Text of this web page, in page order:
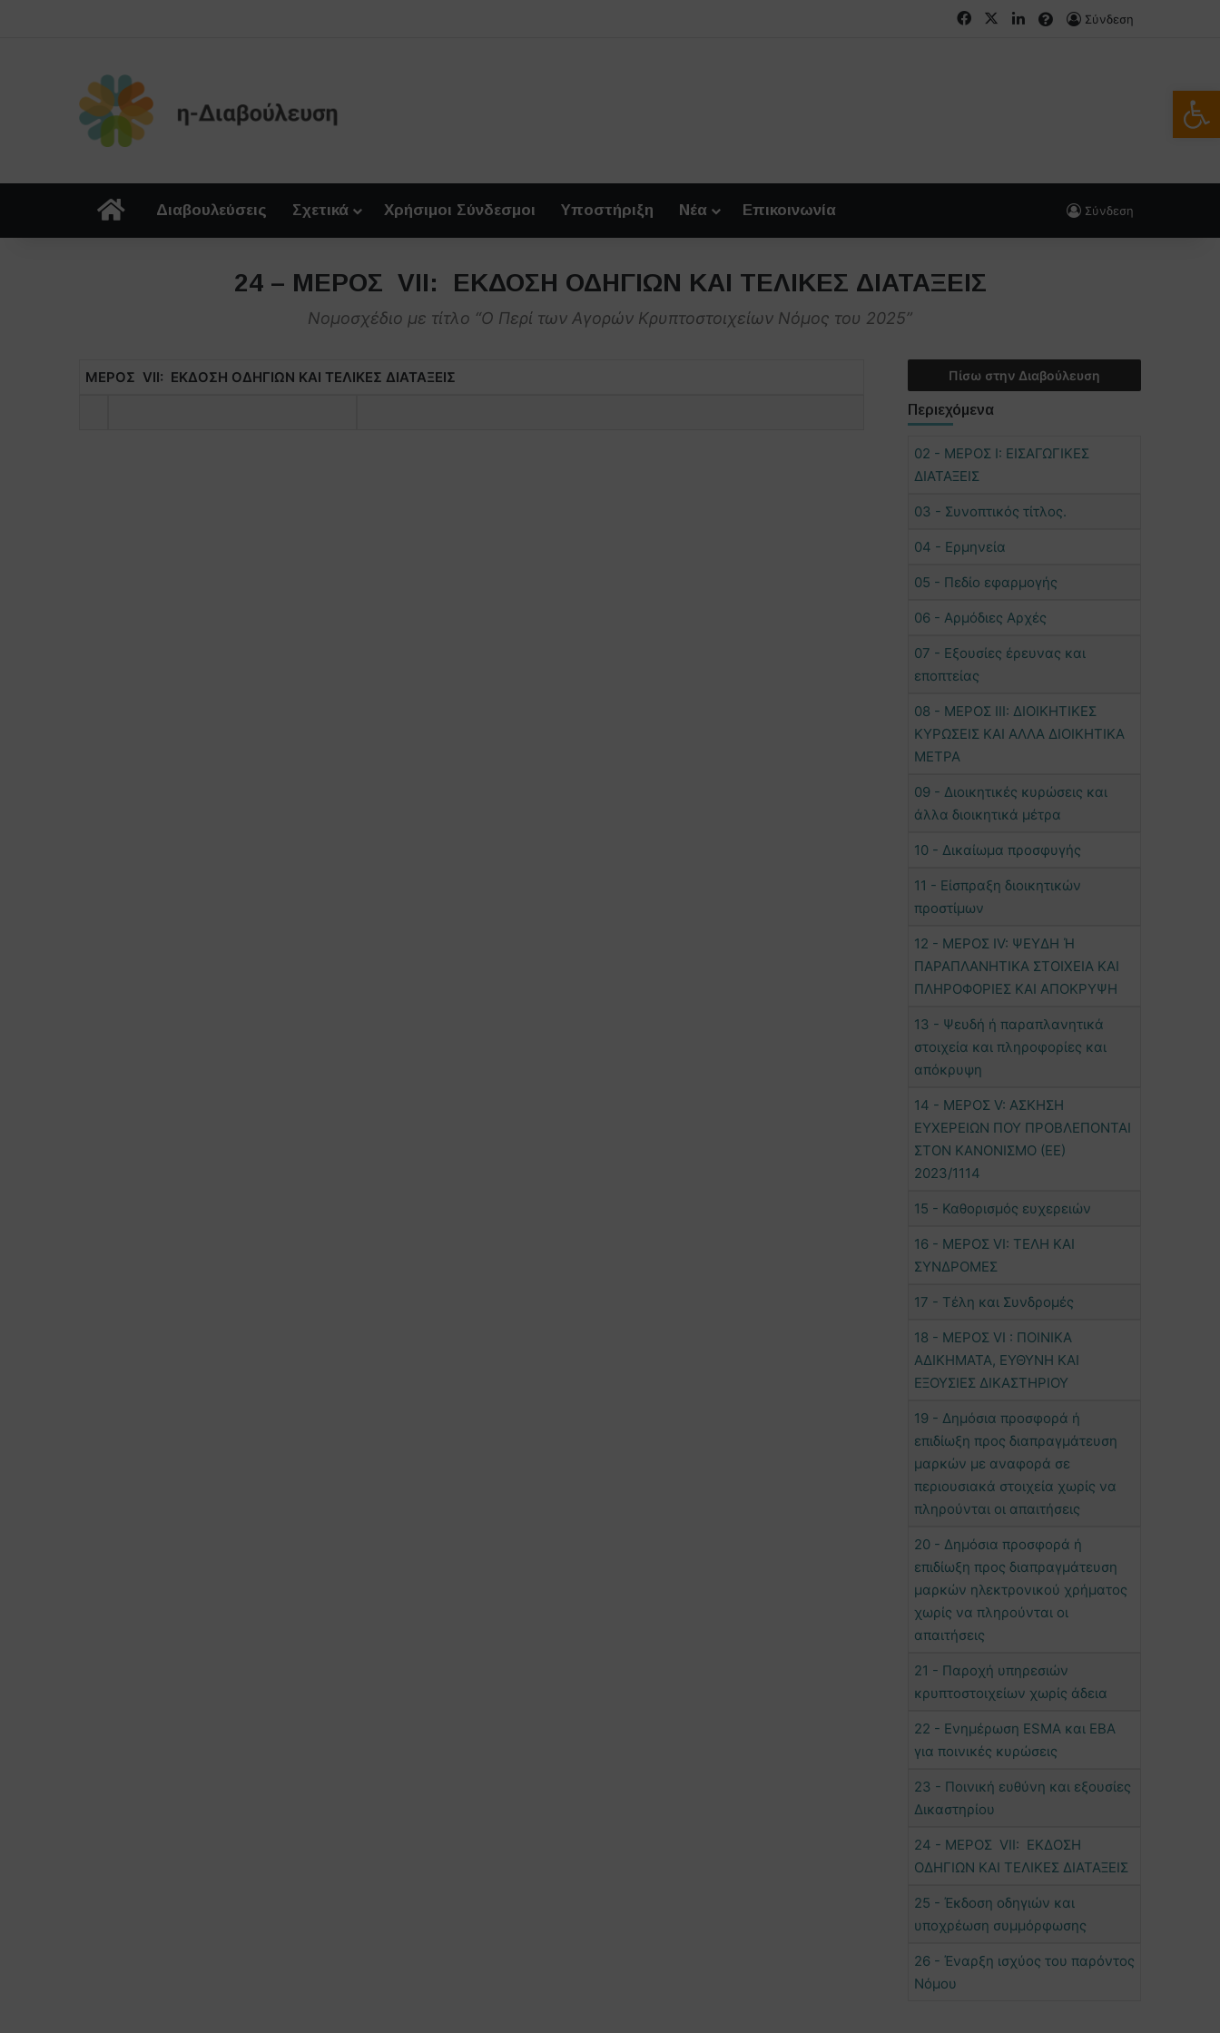
FacebookLinkedIn
FAQsΣύνδεση
ΑρχικήΔιαβουλεύσεις Σχετικά Χρήσιμοι Σύνδεσμοι Υποστήριξη Νέα Επικοινωνία Σύνδεση
24 – ΜΕΡΟΣ VII: ΕΚΔΟΣΗ ΟΔΗΓΙΩΝ ΚΑΙ ΤΕΛΙΚΕΣ ΔΙΑΤΑΞΕΙΣ
Νομοσχέδιο με τίτλο “Ο Περί των Αγορών Κρυπτοστοιχείων Νόμος του 2025”
ΜΕΡΟΣ VII: ΕΚΔΟΣΗ ΟΔΗΓΙΩΝ ΚΑΙ ΤΕΛΙΚΕΣ ΔΙΑΤΑΞΕΙΣ Πίσω στην Διαβούλευση
Περιεχόμενα
02 - ΜΕΡΟΣ Ι: ΕΙΣΑΓΩΓΙΚΕΣ
ΔΙΑΤΑΞΕΙΣ
03 - Συνοπτικός τίτλος.
04 - Ερμηνεία
05 - Πεδίο εφαρμογής
06 - Αρμόδιες Αρχές
07 - Εξουσίες έρευνας και
εποπτείας
08 - ΜΕΡΟΣ ΙΙΙ: ΔΙΟΙΚΗΤΙΚΕΣ
ΚΥΡΩΣΕΙΣ ΚΑΙ ΑΛΛΑ ΔΙΟΙΚΗΤΙΚΑ
ΜΕΤΡΑ
09 - Διοικητικές κυρώσεις και
άλλα διοικητικά μέτρα
10 - Δικαίωμα προσφυγής
11 - Είσπραξη διοικητικών
προστίμων
12 - ΜΕΡΟΣ IV: ΨΕΥΔH Ή
ΠΑΡΑΠΛΑΝΗΤΙΚΑ ΣΤΟΙΧΕΙΑ ΚΑΙ
ΠΛΗΡΟΦΟΡΙΕΣ ΚΑΙ ΑΠΟΚΡΥΨΗ
13 - Ψευδή ή παραπλανητικά
στοιχεία και πληροφορίες και
απόκρυψη
14 - ΜΕΡΟΣ V: ΑΣΚΗΣΗ
ΕΥΧΕΡΕΙΩΝ ΠΟΥ ΠΡΟΒΛΕΠΟΝΤΑΙ
ΣΤΟΝ ΚΑΝΟΝΙΣΜΟ (ΕΕ)
2023/1114
15 - Καθορισμός ευχερειών
16 - ΜΕΡΟΣ VΙ: ΤΕΛΗ ΚΑΙ
ΣΥΝΔΡΟΜΕΣ
17 - Τέλη και Συνδρομές
18 - ΜΕΡΟΣ VI : ΠΟΙΝΙΚΑ
ΑΔΙΚΗΜΑΤΑ, ΕΥΘΥΝΗ ΚΑΙ
ΕΞΟΥΣΙΕΣ ΔΙΚΑΣΤΗΡΙΟΥ
19 - Δημόσια προσφορά ή
επιδίωξη προς διαπραγμάτευση
μαρκών με αναφορά σε
περιουσιακά στοιχεία χωρίς να
πληρούνται οι απαιτήσεις
20 - Δημόσια προσφορά ή
επιδίωξη προς διαπραγμάτευση
μαρκών ηλεκτρονικού χρήματος
χωρίς να πληρούνται οι
απαιτήσεις
21 - Παροχή υπηρεσιών
κρυπτοστοιχείων χωρίς άδεια
22 - Ενημέρωση ESMA και EBA
για ποινικές κυρώσεις
23 - Ποινική ευθύνη και εξουσίες
Δικαστηρίου
24 - ΜΕΡΟΣ VII: ΕΚΔΟΣΗ
ΟΔΗΓΙΩΝ ΚΑΙ ΤΕΛΙΚΕΣ ΔΙΑΤΑΞΕΙΣ
25 - Έκδοση οδηγιών και
υποχρέωση συμμόρφωσης
26 - Έναρξη ισχύος του παρόντος
Νόμου